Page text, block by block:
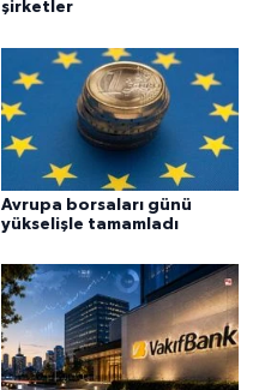
şirketler
Avrupa borsaları günü
yükselişle tamamladı